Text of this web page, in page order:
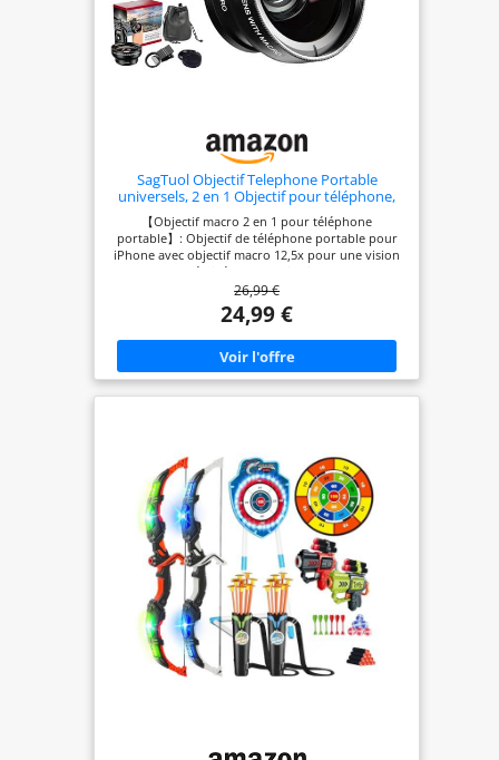
SagTuol Objectif Telephone Portable
universels, 2 en 1 Objectif pour téléphone,
Macro 12,5 x, Objectif Grand Angle 0,45x,
Macro Lens, pour la Plupart des
Smartphones
【Objectif macro 2 en 1 pour téléphone
portable】: Objectif de téléphone portable pour
iPhone avec objectif macro 12,5x pour une vision
nette plus détaillée et un objectif super grand
angle 0,45x. Que vous soyez un photographe
professionnel ou un photographe amateur, ce kit
d'objectifs répond à vos besoins de prise de vue.
Avec ce kit d'objectifs, vous pouvez facilement
emporter les objectifs de téléphone et capturer de
belles vues partout. 【Objectif super grand angle
de magnifiques paysages de voyage, des paysages,
des architectures, d'autres vues spectaculaires et
des photos époustouflantes de vous-même et
d'autres personnes, etc. Lentilles optiques
professionnelles, encadrées par des boîtiers en
aluminium militaire, assurent une haute qualité et
une longue durée de vie. 【Objectif macro à clip
12,5x pour téléphone portable】:Retirez l'objectif
grand angle et utilisez uniquement le téléphone
portable macro pour prendre des photos en
mode macro pour une vue ultra-détaillée et
sculptante. L'objectif macro vous permet de vous
concentrer extrêmement près d'un objet pour une
vision plus nette avec jusqu'à 12,5 fois plus de
pas pour agrandir ou agrandir de longs champs
26,99 €
24,99 €